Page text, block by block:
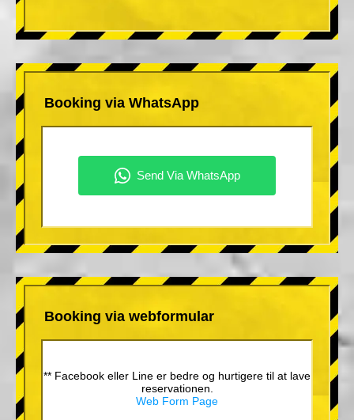
Booking via WhatsApp
Booking via webformular
** Facebook eller Line er bedre og hurtigere til at lave
reservationen.
Web Form Page